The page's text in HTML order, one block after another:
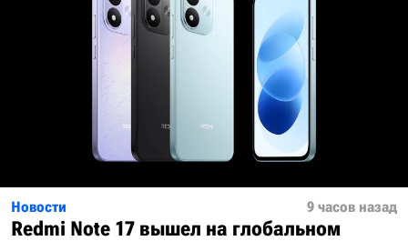
Новости 9 часов назад
Redmi Note 17 вышел на глобальном